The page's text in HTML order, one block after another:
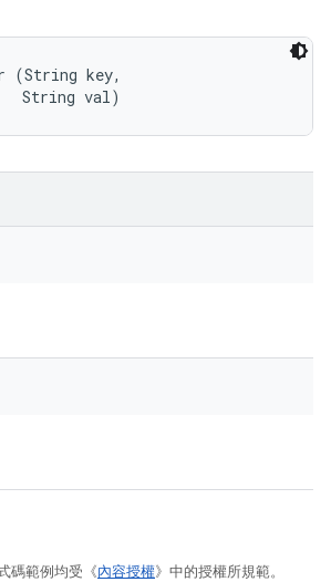
(String key,
String val)
碼範例均受《內容授權》中的授權所規範。